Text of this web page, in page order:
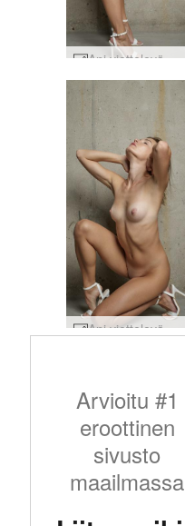
Ani viettelevä #39
Ani viettelevä #19
Arvioitu #1
eroottinen
sivusto
maailmassa